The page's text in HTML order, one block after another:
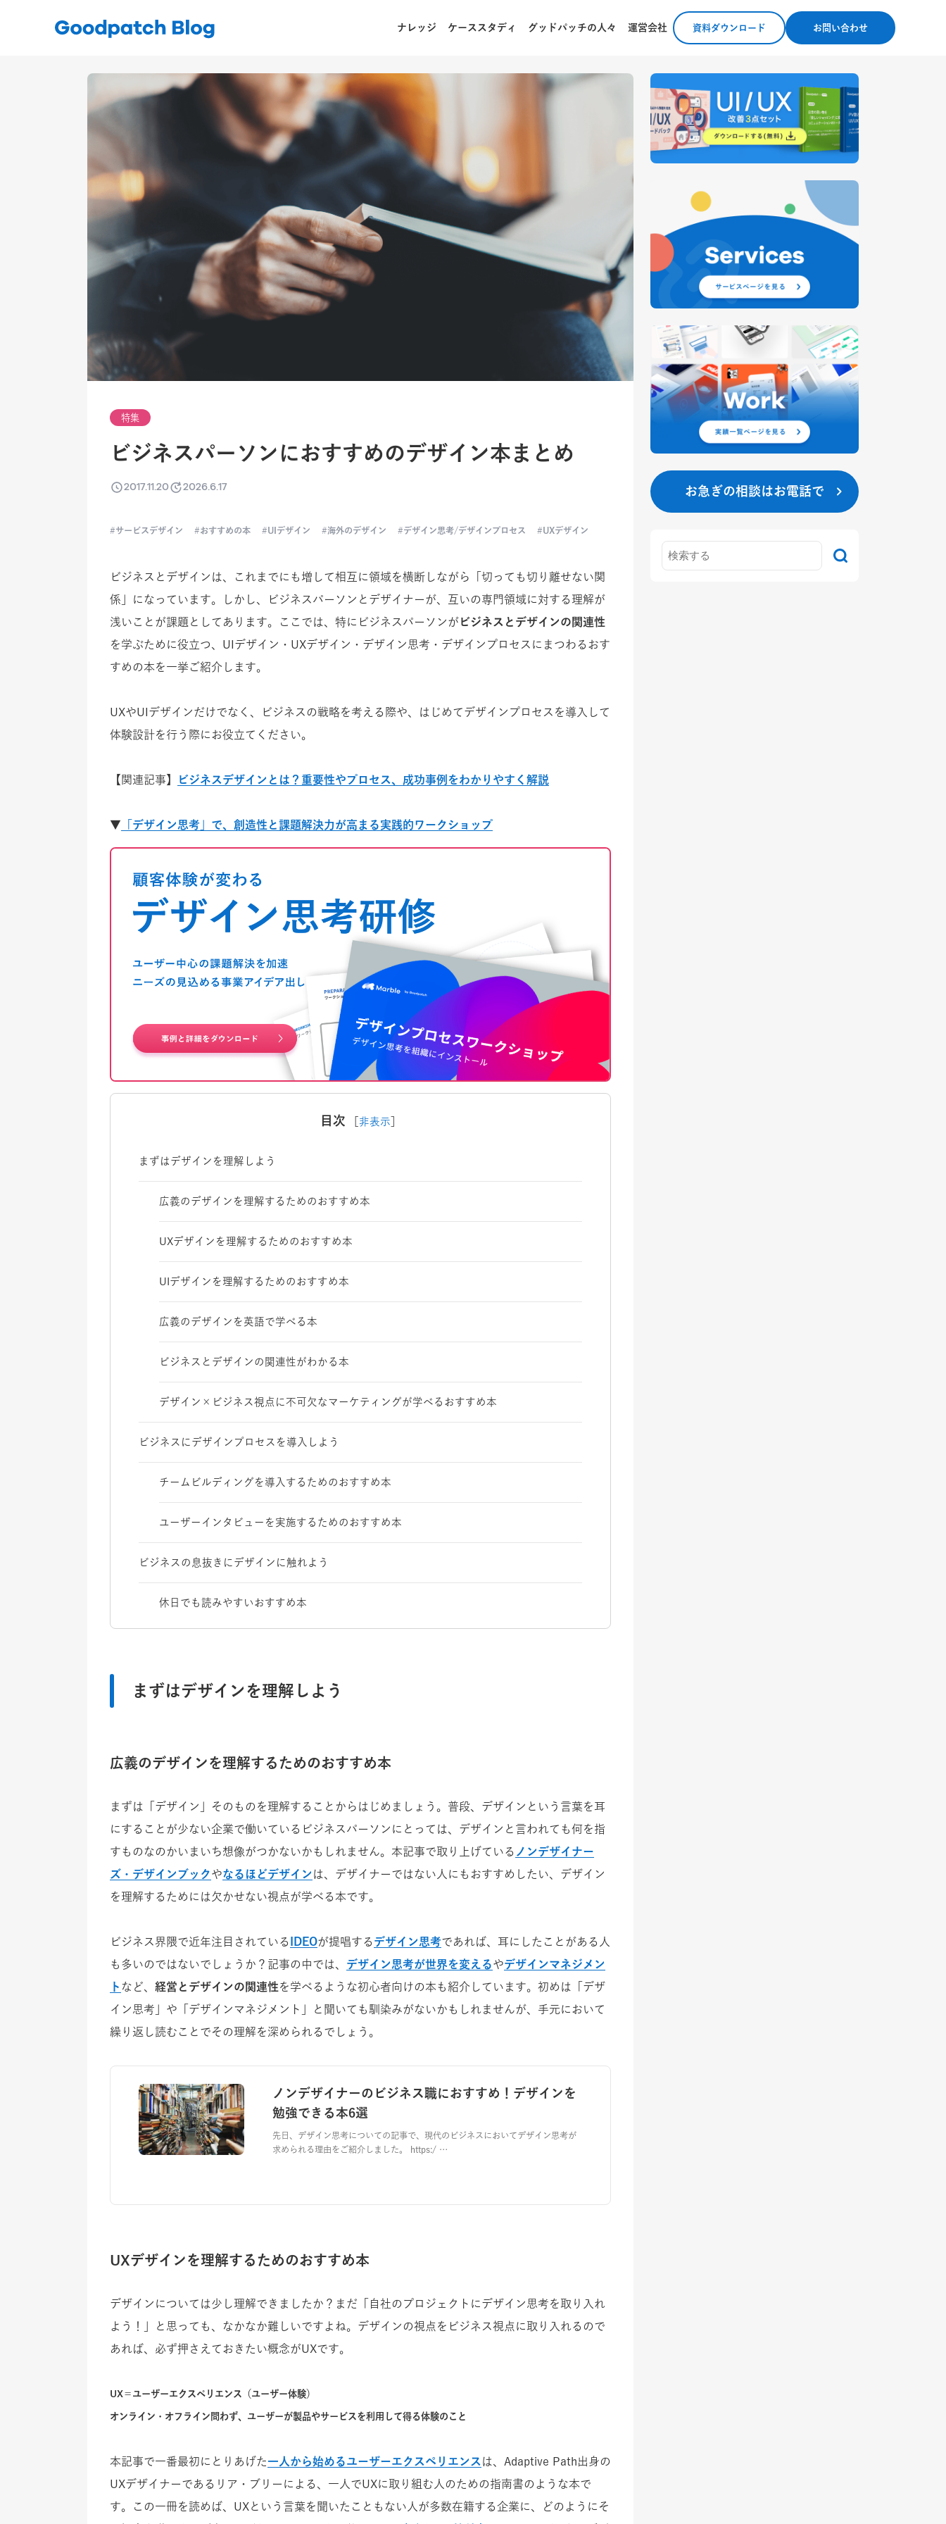
ナレッジ ケーススタディ グッドパッチの人々 運営会社 資料ダウンロード お問い合わせ
特集
ビジネスパーソンにおすすめのデザイン本まとめ
2017.11.20 2026.6.17
サービスデザイン おすすめの本 UIデザイン 海外のデザイン デザイン思考/デザインプロセス UXデザイン
ビジネスとデザインは、これまでにも増して相互に領域を横断しながら「切っても切り離せない関
係」になっています。しかし、ビジネスパーソンとデザイナーが、互いの専門領域に対する理解が
浅いことが課題としてあります。ここでは、特にビジネスパーソンがビジネスとデザインの関連性
を学ぶために役立つ、UIデザイン・UXデザイン・デザイン思考・デザインプロセスにまつわるおす
すめの本を一挙ご紹介します。
UXやUIデザインだけでなく、ビジネスの戦略を考える際や、はじめてデザインプロセスを導入して
体験設計を行う際にお役立てください。
【関連記事】 ビジネスデザインとは？重要性やプロセス、成功事例をわかりやすく解説
▼ 「デザイン思考」で、創造性と課題解決力が高まる実践的ワークショップ
目次 非表示
まずはデザインを理解しよう
広義のデザインを理解するためのおすすめ本
UXデザインを理解するためのおすすめ本
UIデザインを理解するためのおすすめ本
広義のデザインを英語で学べる本
ビジネスとデザインの関連性がわかる本
デザイン×ビジネス視点に不可欠なマーケティングが学べるおすすめ本
ビジネスにデザインプロセスを導入しよう
チームビルディングを導入するためのおすすめ本
ユーザーインタビューを実施するためのおすすめ本
ビジネスの息抜きにデザインに触れよう
休日でも読みやすいおすすめ本
まずはデザインを理解しよう
広義のデザインを理解するためのおすすめ本
まずは「デザイン」そのものを理解することからはじめましょう。普段、デザインという言葉を耳
にすることが少ない企業で働いているビジネスパーソンにとっては、デザインと言われても何を指
すものなのかいまいち想像がつかないかもしれません。本記事で取り上げている ノンデザイナー
ズ・デザインブックやなるほどデザイン は、デザイナーではない人にもおすすめしたい、デザイン
を理解するためには欠かせない視点が学べる本です。
ビジネス界隈で近年注目されている IDEOが提唱する デザイン思考であれば、耳にしたことがある人
も多いのではないでしょうか？記事の中では、 デザイン思考が世界を変えるやデザインマネジメン
ト など、 経営とデザインの関連性を学べるような初心者向けの本も紹介しています。初めは「デザ
イン思考」や「デザインマネジメント」と聞いても馴染みがないかもしれませんが、手元において
繰り返し読むことでその理解を深められるでしょう。
ノンデザイナーのビジネス職におすすめ！デザインを
勉強できる本6選
先日、デザイン思考についての記事で、現代のビジネスにおいてデザイン思考が
求められる理由をご紹介しました。 https:/ …
UXデザインを理解するためのおすすめ本
デザインについては少し理解できましたか？まだ「自社のプロジェクトにデザイン思考を取り入れ
よう！」と思っても、なかなか難しいですよね。デザインの視点をビジネス視点に取り入れるので
あれば、必ず押さえておきたい概念がUXです。
UX＝ユーザーエクスペリエンス（ユーザー体験）
オンライン・オフライン問わず、ユーザーが製品やサービスを利用して得る体験のこと
本記事で一番最初にとりあげた一人から始めるユーザーエクスペリエンス は、Adaptive Path出身の
UXデザイナーであるリア・ブリーによる、一人でUXに取り組む人のための指南書のような本で
す。この一冊を読めば、UXという言葉を聞いたこともない人が多数在籍する企業に、どのようにそ
お急ぎの相談はお電話で